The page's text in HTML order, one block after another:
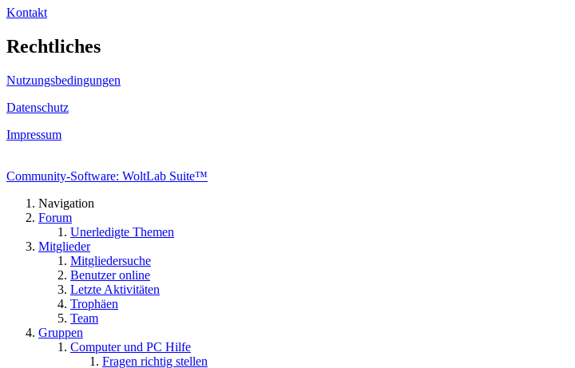
Kontakt
Rechtliches
Nutzungsbedingungen
Datenschutz
Impressum
Community-Software: WoltLab Suite™
Navigation
Forum
Unerledigte Themen
Mitglieder
Mitgliedersuche
Benutzer online
Letzte Aktivitäten
Trophäen
Team
Gruppen
Computer und PC Hilfe
Fragen richtig stellen